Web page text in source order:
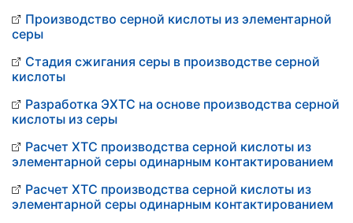
Производство серной кислоты из элементарной
серы
Стадия сжигания серы в производстве серной
кислоты
Разработка ЭХТС на основе производства серной
кислоты из серы
Расчет ХТС производства серной кислоты из
элементарной серы одинарным контактированием
Расчет ХТС производства серной кислоты из
элементарной серы одинарным контактированием